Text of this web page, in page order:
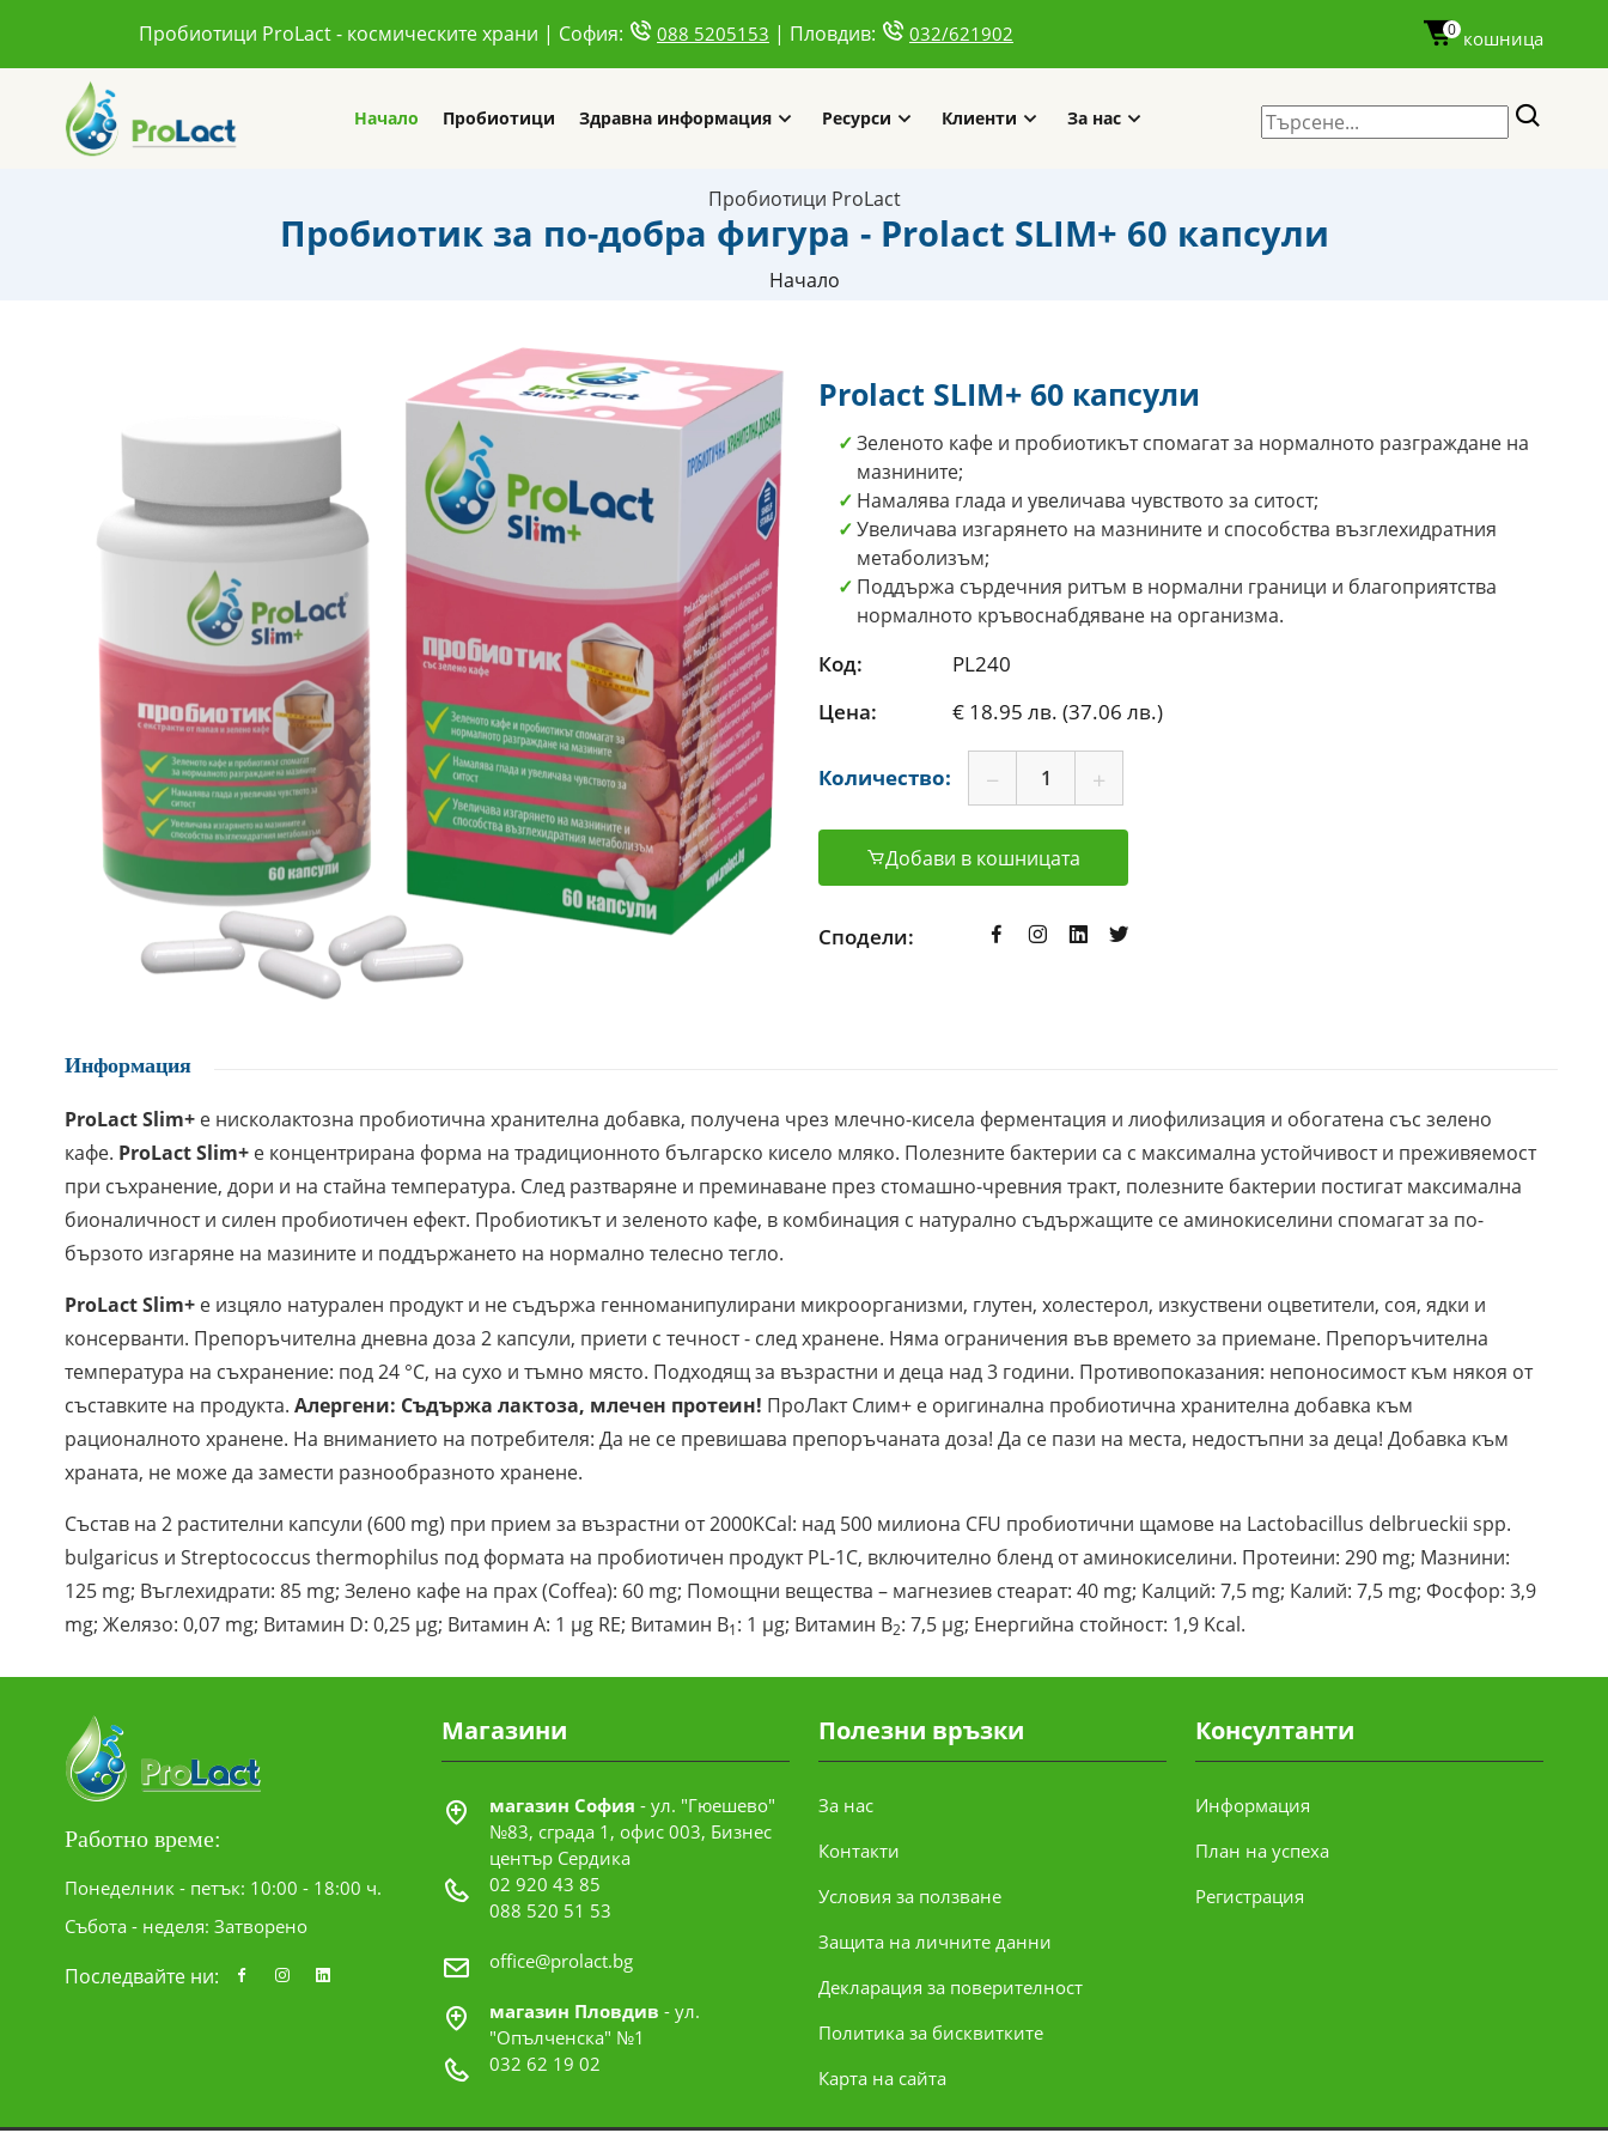
Пробиотици ProLact - космическите храни | София: 088 5205153 | Пловдив: 032/621902 кошница
0
Начало Пробиотици Здравна информация Ресурси Клиенти За нас
Пробиотици ProLact
Пробиотик за по-добра фигура - Prolact SLIM+ 60 капсули
Начало
Prolact SLIM+ 60 капсули
Зеленото кафе и пробиотикът спомагат за нормалното разграждане на
мазнините;
Намалява глада и увеличава чувството за ситост;
Увеличава изгарянето на мазнините и способства възглехидратния
метаболизъм;
Поддържа сърдечния ритъм в нормални граници и благоприятства
нормалното кръвоснабдяване на организма.
Код:
PL240
Цена:
€ 18.95 лв. (37.06 лв.)
Количество:
Добави в кошницата
Сподели:
Информация
ProLact Slim+ е нисколактозна пробиотична хранителна добавка, получена чрез млечно-кисела ферментация и лиофилизация и обогатена със зелено
кафе. ProLact Slim+ е концентрирана форма на традиционното българско кисело мляко. Полезните бактерии са с максимална устойчивост и преживяемост
при съхранение, дори и на стайна температура. След разтваряне и преминаване през стомашно-чревния тракт, полезните бактерии постигат максимална
бионаличност и силен пробиотичен ефект. Пробиотикът и зеленото кафе, в комбинация с натурално съдържащите се аминокиселини спомагат за по-
бързото изгаряне на мазините и поддържането на нормално телесно тегло.
ProLact Slim+ е изцяло натурален продукт и не съдържа генноманипулирани микроорганизми, глутен, холестерол, изкуствени оцветители, соя, ядки и
консерванти. Препоръчителна дневна доза 2 капсули, приети с течност - след хранене. Няма ограничения във времето за приемане. Препоръчителна
температура на съхранение: под 24 °С, на сухо и тъмно място. Подходящ за възрастни и деца над 3 години. Противопоказания: непоносимост към някоя от
съставките на продукта. Алергени: Съдържа лактоза, млечен протеин! ПроЛакт Слим+ е оригинална пробиотична хранителна добавка към
рационалното хранене. На вниманието на потребителя: Да не се превишава препоръчаната доза! Да се пази на места, недостъпни за деца! Добавка към
храната, не може да замести разнообразното хранене.
Състав на 2 растителни капсули (600 mg) при прием за възрастни от 2000KCal: над 500 милиона CFU пробиотични щамове на Lactobacillus delbrueckii spp.
bulgaricus и Streptococcus thermophilus под формата на пробиотичен продукт PL-1C, включително бленд от аминокиселини. Протеини: 290 mg; Мазнини:
125 mg; Въглехидрати: 85 mg; Зелено кафе на прах (Coffea): 60 mg; Помощни вещества – магнезиев стеарат: 40 mg; Калций: 7,5 mg; Калий: 7,5 mg; Фосфор: 3,9
mg; Желязо: 0,07 mg; Витамин D: 0,25 µg; Витамин А: 1 µg RE; Витамин В1: 1 µg; Витамин В2: 7,5 µg; Енергийна стойност: 1,9 Kcal.
Работно време:
Понеделник - петък: 10:00 - 18:00 ч.
Събота - неделя: Затворено
Последвайте ни:
Магазини
магазин София - ул. "Гюешево"
№83, сграда 1, офис 003, Бизнес
център Сердика
02 920 43 85
088 520 51 53
office@prolact.bg
магазин Пловдив - ул.
"Опълченска" №1
032 62 19 02
Полезни връзки
За нас
Контакти
Условия за ползване
Защита на личните данни
Декларация за поверителност
Политика за бисквитките
Карта на сайта
Консултанти
Информация
План на успеха
Регистрация